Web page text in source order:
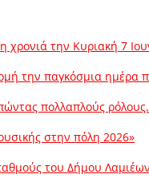
χρονιά την Κυριακή 7
την παγκόσμια ημέρα
πολλαπλούς
στην πόλη 2026»
του Δήμου